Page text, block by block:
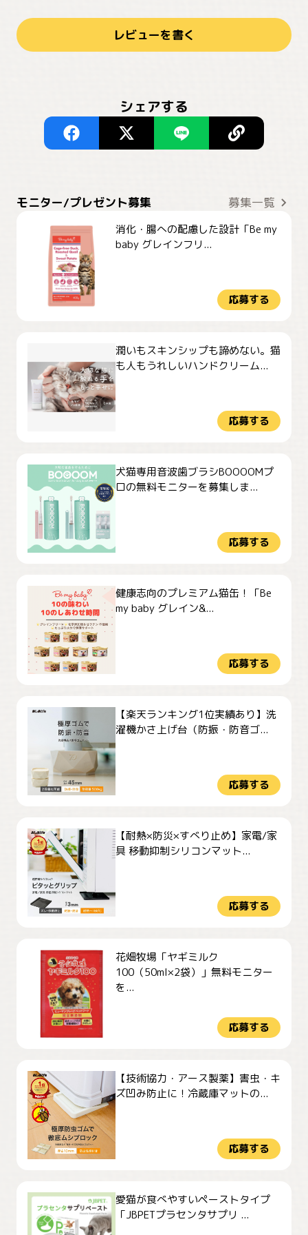
レビューを書く
シェアする
モニター/プレゼント募集 募集一覧
消化・腸への配慮した設計「Be my
baby グレインフリ...
応募する
潤いもスキンシップも諦めない。猫
も人もうれしいハンドクリーム...
応募する
犬猫専用音波歯ブラシBOOOOMプ
ロの無料モニターを募集しま...
応募する
健康志向のプレミアム猫缶！「Be
my baby グレイン&...
応募する
【楽天ランキング1位実績あり】洗
濯機かさ上げ台（防振・防音ゴ...
応募する
【耐熱×防災×すべり止め】家電/家
具 移動抑制シリコンマット...
応募する
花畑牧場「ヤギミルク
100（50ml×2袋）」無料モニター
を...
応募する
【技術協力・アース製薬】害虫・キ
ズ凹み防止に！冷蔵庫マットの...
応募する
愛猫が食べやすいペーストタイプ
「JBPETプラセンタサプリ ...